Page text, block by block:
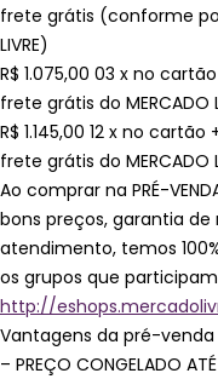
frete grátis (conforme
LIVRE)
R$ 1.075,00 03 x no
frete grátis do MERCADO
R$ 1.145,00 12 x no
frete grátis do MERCADO
Ao comprar na PRÉ-
bons preços, garantia
atendimento, temos
os grupos que
http://
Vantagens da pré-venda
– PREÇO CONGELADO